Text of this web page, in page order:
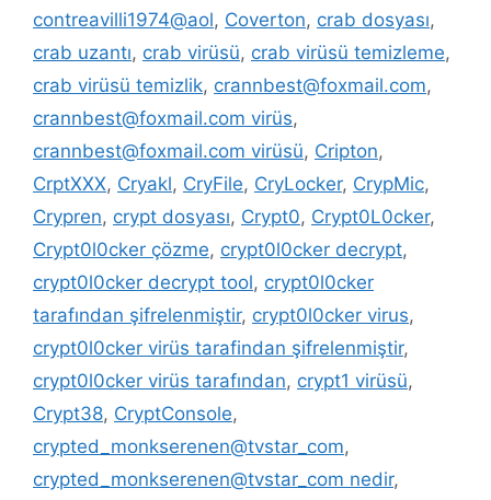
contreavilli1974@aol, Coverton, crab dosyası,
crab uzantı, crab virüsü, crab virüsü temizleme,
crab virüsü temizlik, crannbest@foxmail.com,
crannbest@foxmail.com virüs,
crannbest@foxmail.com virüsü, Cripton,
CrptXXX, Cryakl, CryFile, CryLocker, CrypMic,
Crypren, crypt dosyası, Crypt0, Crypt0L0cker,
Crypt0l0cker çözme, crypt0l0cker decrypt,
crypt0l0cker decrypt tool, crypt0l0cker
tarafından şifrelenmiştir, crypt0l0cker virus,
crypt0l0cker virüs tarafindan şifrelenmiştir,
crypt0l0cker virüs tarafından, crypt1 virüsü,
Crypt38, CryptConsole,
crypted_monkserenen@tvstar_com,
crypted_monkserenen@tvstar_com nedir,